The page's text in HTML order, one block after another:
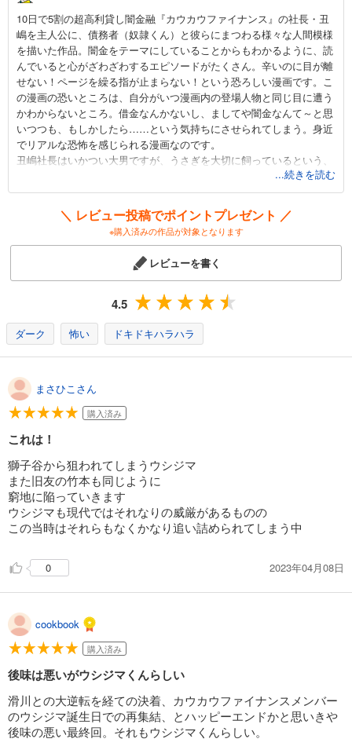
10日で5割の超高利貸し闇金融『カウカウファイナンス』の社長・丑
嶋を主人公に、債務者（奴隷くん）と彼らにまつわる様々な人間模様
を描いた作品。闇金をテーマにしていることからもわかるように、読
んでいると心がざわざわするエピソードがたくさん。辛いのに目が離
せない！ページを繰る指が止まらない！という恐ろしい漫画です。こ
の漫画の恐いところは、自分がいつ漫画内の登場人物と同じ目に遭う
かわからないところ。借金なんかないし、ましてや闇金なんて～と思
いつつも、もしかしたら……という気持ちにさせられてしまう。身近
でリアルな恐怖を感じられる漫画なのです。
丑嶋社長はいかつい大男ですが、うさぎを大切に飼っているという、
...続きを読む
＼ レビュー投稿でポイントプレゼント ／
※購入済みの作品が対象となります
レビューを書く
4.5
ダーク 怖い ドキドキハラハラ
まさひこさん
購入済み
これは！
獅子谷から狙われてしまうウシジマ
また旧友の竹本も同じように
窮地に陥っていきます
ウシジマも現代ではそれなりの威厳があるものの
この当時はそれらもなくかなり追い詰められてしまう中
0 2023年04月08日
cookbook
購入済み
後味は悪いがウシジマくんらしい
滑川との大逆転を経ての決着、カウカウファイナンスメンバー
のウシジマ誕生日での再集結、とハッピーエンドかと思いきや
後味の悪い最終回。それもウシジマくんらしい。